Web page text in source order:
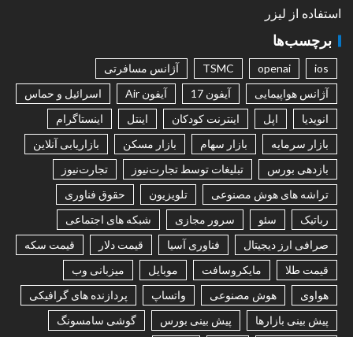
استفاده از لیزر
برچسب‌ها
ios
openai
TSMC
آژانس مسافرتی
آژانس هواپیمایی
آیفون 17 آیفون Air
اسرائیل و حماس
انویدیا
اپل اینترنت کودکان اینتل
اینستاگرام
بازار سرمایه
بازار سهام بازار مسکن
بازاریابی آنلاین
بازدهی بورس
تبلیغات توسط تجارت‌نیوز
تجارت‌نیوز
تراشه های هوش مصنوعی
تلویزیون
حقوق فناوری
رباتیک
سئو سرور مجازی
شبکه های اجتماعی
صرافی ارز دیجیتال
فناوری آسیا قیمت دلار
قیمت سکه
قیمت طلا
مایکروسافت موبایل
میزبانی وب
هواوی
هوش مصنوعی واتساپ
پردازنده های گرافیکی
پیش بینی بازارها
پیش بینی بورس
گوشی سامسونگ